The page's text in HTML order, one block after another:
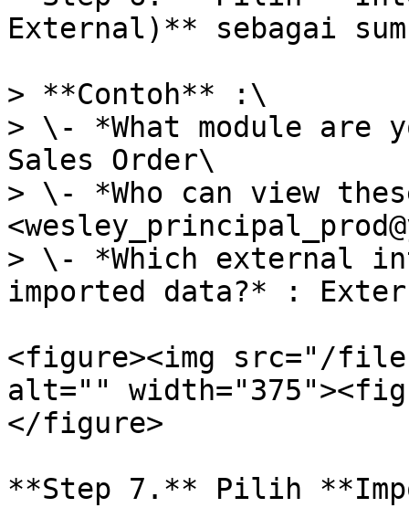
External)** sebagai
> **Contoh** :\
> \- *What module are
Sales Order\
> \- *Who can view
> \- *Which external
imported data?* :
<figure><img src="/files/
alt=""
</figure>
**Step 7.** Pilih